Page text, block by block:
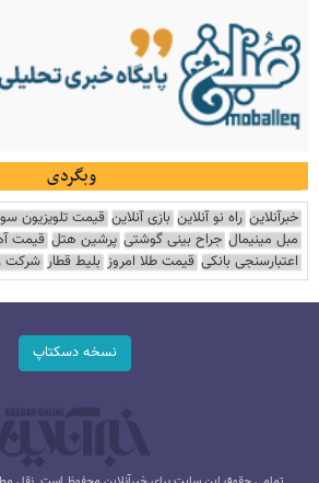
وبگردی
خبرآنلاین راه نو آنلاین بازی آنلاین قیمت تلویزیون
مبل مینیمال جراح بینی گوشتی پرشین هتل قیمت
اعتبارسنجی بانکی قیمت طلا امروز بلیط قطار شرکت
نسخه دسکتاپ